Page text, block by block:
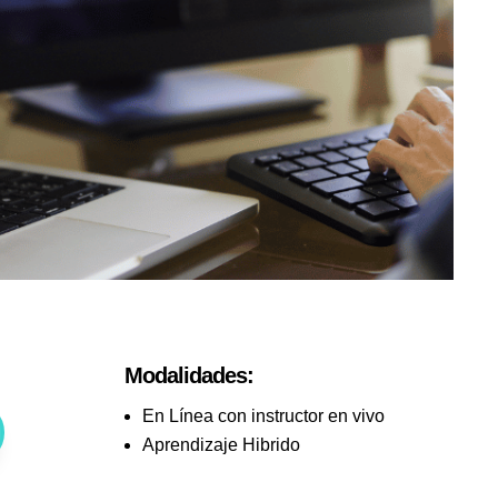
Modalidades:
En Línea con instructor en vivo
Aprendizaje Hibrido